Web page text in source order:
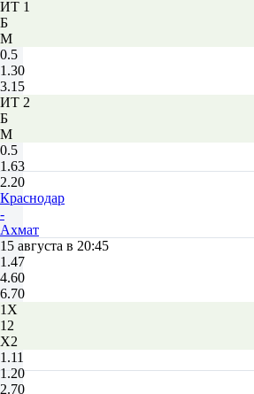
ИТ 1
Б
М
0.5
1.30
3.15
ИТ 2
Б
М
0.5
1.63
2.20
Краснодар
-
Ахмат
15 августа в 20:45
1.47
4.60
6.70
1X
12
X2
1.11
1.20
2.70